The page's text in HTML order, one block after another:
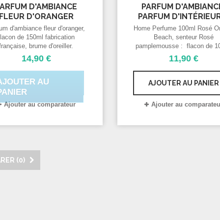
D'AMBIANCE
FLEUR D'ORANGER
d'ambiance fleur d'oranger,
de 150ml fabrication
brume d'oreiller.
14,90 €
AU
Ajouter au comparateur
PARFUM
PARFUM
Home Perfume 100ml Rosé
Beach, senteur Rosé
pamplemousse : flacon de
fabrication française, brume
d'oreiller.
11,90 €
AJOUTER AU PANIER
Ajouter au
(0)